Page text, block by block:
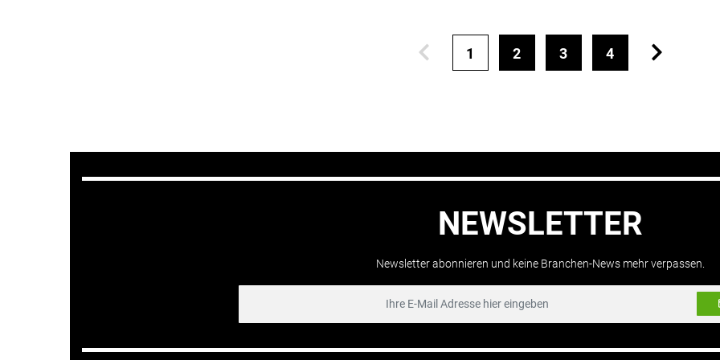
1 2 3 4
NEWSLETTER
Newsletter abonnieren und keine Branchen-News mehr verpassen.